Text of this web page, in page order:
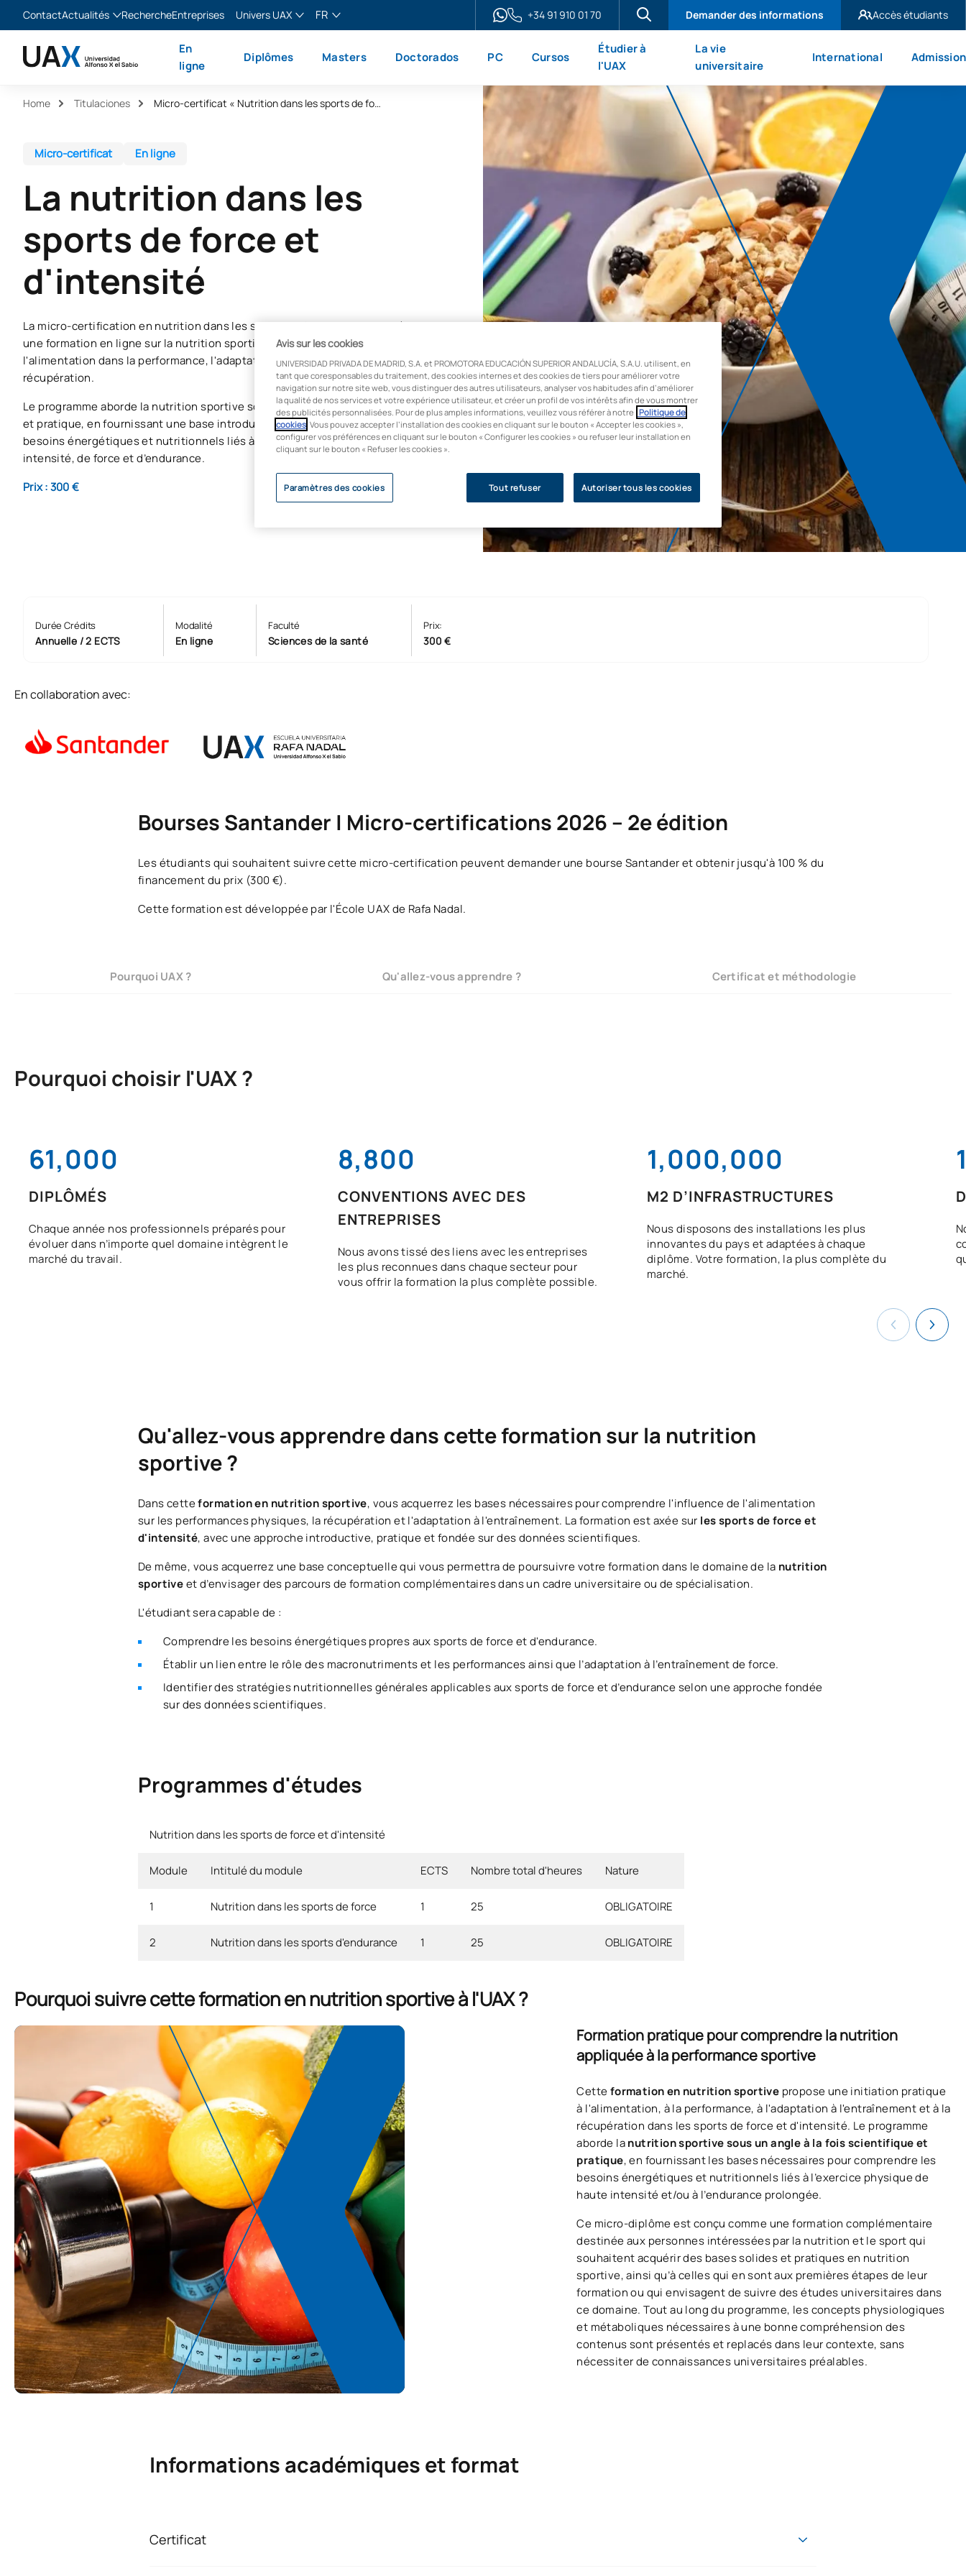
ContactActualités
Actualités
RechercheEntreprises
Univers UAX
FR
English
Italiano
+34 91 910 01 70 Demander des informations
Accès étudiants
UAX Mare Nostrum
En
ligne
Diplômes Masters Doctorados PC Cursos
Étudier à
l'UAX
La vie
universitaire
International Admission
Home Titulaciones Micro-certificat « Nutrition dans les sports de force et d'intensité »
Micro-certificat En ligne
La nutrition dans les
sports de force et
d'intensité
La micro-certification en nutrition dans les sports de force et d'intensité est
une formation en ligne sur la nutrition sportive visant à comprendre le rôle de
l'alimentation dans la performance, l'adaptation à l'entraînement et la
récupération.
Le programme aborde la nutrition sportive sous un angle à la fois scientifique
et pratique, en fournissant une base introductive permettant d’interpréter les
besoins énergétiques et nutritionnels liés à l’exercice physique de haute
intensité, de force et d’endurance.
Prix : 300 €
Durée Crédits
Annuelle / 2 ECTS
Modalité
En ligne
Faculté
Sciences de la santé
Prix:
300 €
En collaboration avec:
Bourses Santander | Micro-certifications 2026 – 2e édition
Les étudiants qui souhaitent suivre cette micro-certification peuvent demander une bourse Santander et obtenir jusqu'à 100 % du
financement du prix (300 €).
Cette formation est développée par l'École UAX de Rafa Nadal.
Pourquoi UAX ? Qu'allez-vous apprendre ? Certificat et méthodologie
Pourquoi choisir l'UAX ?
61,000
DIPLÔMÉS
Chaque année nos professionnels préparés pour
évoluer dans n’importe quel domaine intègrent le
marché du travail.
8,800
CONVENTIONS AVEC DES
ENTREPRISES
Nous avons tissé des liens avec les entreprises
les plus reconnues dans chaque secteur pour
vous offrir la formation la plus complète possible.
1,000,000
M2 D’INFRASTRUCTURES
Nous disposons des installations les plus
innovantes du pays et adaptées à chaque
diplôme. Votre formation, la plus complète du
marché.
Qu'allez-vous apprendre dans cette formation sur la nutrition
sportive ?
Dans cetteformation en nutrition sportive, vous acquerrez les bases nécessaires pour comprendre l'influence de l'alimentation
sur les performances physiques, la récupération et l'adaptation à l'entraînement. La formation est axée sur les sports de force et
d'intensité, avec une approche introductive, pratique et fondée sur des données scientifiques.
De même, vous acquerrez une base conceptuelle qui vous permettra de poursuivre votre formation dans le domaine de la nutrition
sportiveet d’envisager des parcours de formation complémentaires dans un cadre universitaire ou de spécialisation.
L'étudiant sera capable de :
Comprendre les besoins énergétiques propres aux sports de force et d'endurance.
Établir un lien entre le rôle des macronutriments et les performances ainsi que l’adaptation à l’entraînement de force.
Identifier des stratégies nutritionnelles générales applicables aux sports de force et d’endurance selon une approche fondée
sur des données scientifiques.
Programmes d'études
Nutrition dans les sports de force et d'intensité
Module Intitulé du module ECTS Nombre total d'heures Nature
1 Nutrition dans les sports de force 1 25 OBLIGATOIRE
2 Nutrition dans les sports d'endurance 1 25 OBLIGATOIRE
Pourquoi suivre cette formation en nutrition sportive à l'UAX ?
Formation pratique pour comprendre la nutrition
appliquée à la performance sportive
Cetteformation en nutrition sportive propose une initiation pratique
à l'alimentation, à la performance, à l'adaptation à l'entraînement et à la
récupération dans les sports de force et d'intensité. Le programme
aborde lanutrition sportive sous un angle à la fois scientifique et
pratique, en fournissant les bases nécessaires pour comprendre les
besoins énergétiques et nutritionnels liés à l’exercice physique de
haute intensité et/ou à l’endurance prolongée.
Ce micro-diplôme est conçu comme une formation complémentaire
destinée aux personnes intéressées par la nutrition et le sport qui
souhaitent acquérir des bases solides et pratiques en nutrition
sportive, ainsi qu’à celles qui en sont aux premières étapes de leur
formation ou qui envisagent de suivre des études universitaires dans
ce domaine. Tout au long du programme, les concepts physiologiques
et métaboliques nécessaires à une bonne compréhension des
contenus sont présentés et replacés dans leur contexte, sans
nécessiter de connaissances universitaires préalables.
Informations académiques et format
Certificat
Avis sur les cookies
UNIVERSIDAD PRIVADA DE MADRID, S.A. et PROMOTORA EDUCACIÓN SUPERIOR ANDALUCÍA, S.A.U. utilisent, en
tant que coresponsables du traitement, des cookies internes et des cookies de tiers pour améliorer votre
navigation sur notre site web, vous distinguer des autres utilisateurs, analyser vos habitudes afin d’améliorer
la qualité de nos services et votre expérience utilisateur, et créer un profil de vos intérêts afin de vous montrer
des publicités personnalisées. Pour de plus amples informations, veuillez vous référer à notre Politique de
cookies . Vous pouvez accepter l’installation des cookies en cliquant sur le bouton « Accepter les cookies »,
configurer vos préférences en cliquant sur le bouton « Configurer les cookies » ou refuser leur installation en
cliquant sur le bouton « Refuser les cookies ».
Tout refuser Autoriser tous les cookies
Paramètres des cookies